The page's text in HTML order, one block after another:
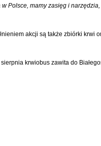
w Polsce, mamy zasięg i
akcji są także zbiórki krwi
sierpnia krwiobus zawita do